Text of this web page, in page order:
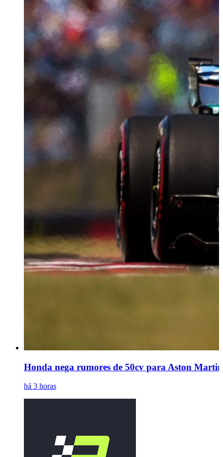
Honda nega rumores de 50cv para Aston
há 3 horas